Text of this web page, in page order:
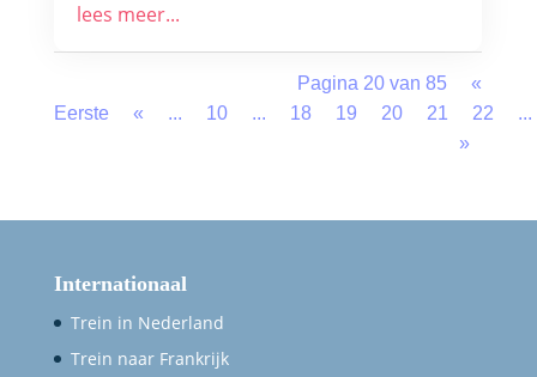
lees meer...
Pagina 20 van 85
«
Eerste
« ... 10 ... 18 19 20 21 22
...
»
Internationaal
Trein in Nederland
Trein naar Frankrijk